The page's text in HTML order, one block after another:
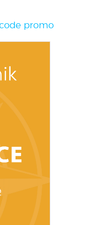
promo